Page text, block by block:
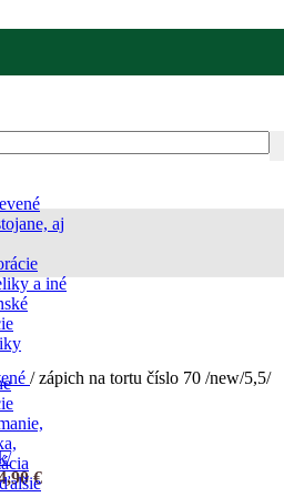
aj
a iné
/ zápich na tortu číslo 70 /new/5,5/
€